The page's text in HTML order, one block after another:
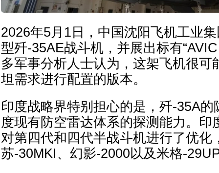
2026年5月1日，中国沈阳飞机工业
型歼-35AE战斗机，并展出标有
多军事分析人士认为，这架飞机很可
坦需求进行配置的版本。
印度战略界特别担心的是，歼-35A的
度现有防空雷达体系的探测能力。印
对第四代和四代半战斗机进行了优化
苏-30MKI、幻影-2000以及米格-